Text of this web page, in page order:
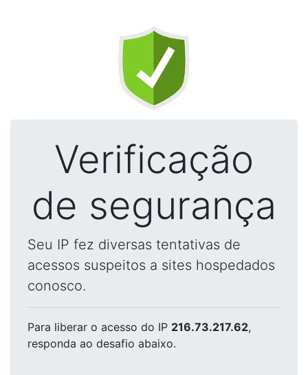
Verificação
de segurança
Seu IP fez diversas tentativas de
acessos suspeitos a sites hospedados
conosco.
Para liberar o acesso do IP 216.73.217.62,
responda ao desafio abaixo.